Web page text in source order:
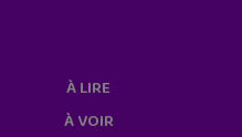
À LIRE
À VOIR